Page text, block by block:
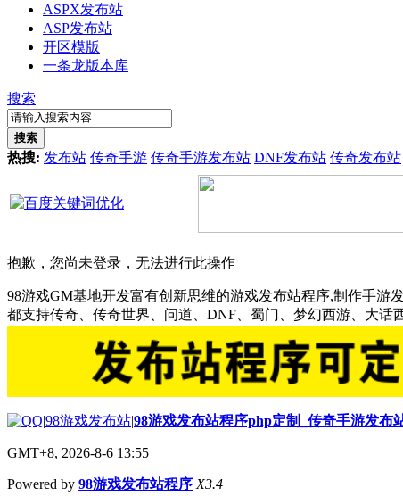
ASPX发布站
ASP发布站
开区模版
一条龙版本库
搜索
搜索
热搜: 发布站 传奇手游 传奇手游发布站 DNF发布站 传奇发布站
抱歉，您尚未登录，无法进行此操作
98游戏GM基地开发富有创新思维的游戏发布站程序,制作手游
都支持传奇、传奇世界、问道、DNF、蜀门、梦幻西游、大话
|98游戏发布站|98游戏发布站程序php定制_传奇手游发布
GMT+8, 2026-8-6 13:55
Powered by 98游戏发布站程序 X3.4